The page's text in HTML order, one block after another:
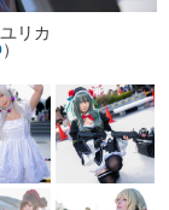
リカ
）